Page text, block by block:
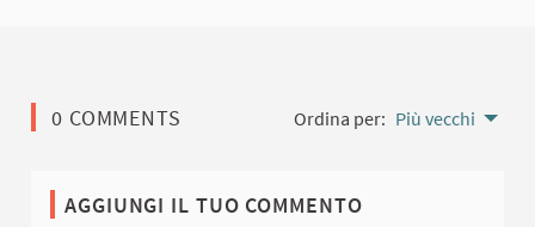
0 COMMENTS Ordina per: Più vecchi
AGGIUNGI IL TUO COMMENTO